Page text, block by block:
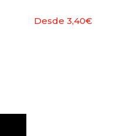
Desde 3,40€